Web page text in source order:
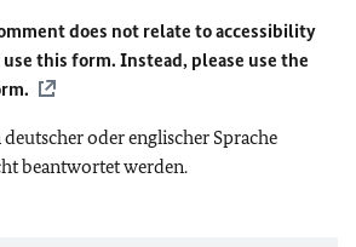
does not relate to accessibility
this form. Instead, please use the
oder englischer Sprache
beantwortet werden.